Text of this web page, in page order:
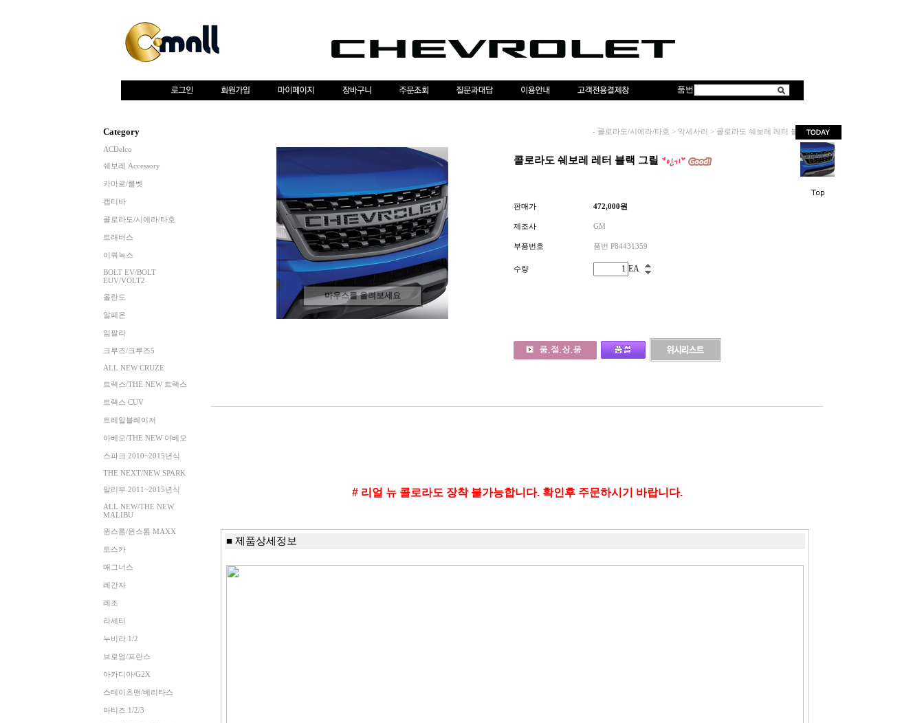
품번
Category
ACDelco
쉐보레 Accessory
카마로/콜벳
캡티바
콜로라도/시에라/타호
트래버스
이쿼녹스
BOLT EV/BOLT
EUV/VOLT2
올란도
알페온
임팔라
크루즈/크루즈5
ALL NEW CRUZE
트랙스/THE NEW 트랙스
트랙스 CUV
트레일블레이저
아베오/THE NEW 아베오
스파크 2010~2015년식
THE NEXT/NEW SPARK
말리부 2011~2015년식
ALL NEW/THE NEW
MALIBU
윈스톰/윈스톰 MAXX
토스카
매그너스
레간자
레조
라세티
누비라 1/2
브로엄/프린스
아카디아/G2X
스테이츠맨/베리타스
마티즈 1/2/3
- 콜로라도/시에라/타호 > 악세사리 > 콜로라도 쉐보레 레터 블랙 그릴
마우스를 올려보세요
콜로라도 쉐보레 레터 블랙 그릴
판매가 472,000원
제조사 GM
부품번호 품번 P84431359
수량 EA
# 리얼 뉴 콜로라도 장착 불가능합니다. 확인후 주문하시기 바랍니다.
■ 제품상세정보